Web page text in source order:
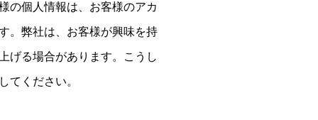
の個人情報は、お客様のアカ
。弊社は、お客様が興味を持
げる場合があります。こうし
てください。